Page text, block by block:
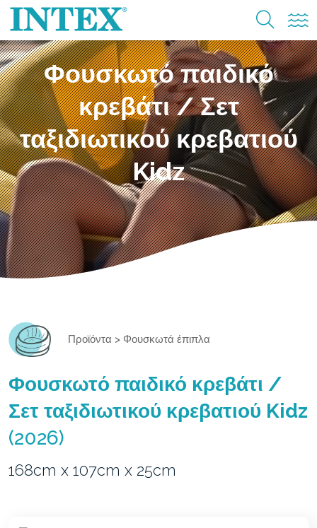
Φουσκωτό παιδικό
κρεβάτι / Σετ
ταξιδιωτικού κρεβατιού
Kidz
Προϊόντα > Φουσκωτά έπιπλα
Φουσκωτό παιδικό κρεβάτι /
Σετ ταξιδιωτικού κρεβατιού Kidz
(2026)
168cm x 107cm x 25cm